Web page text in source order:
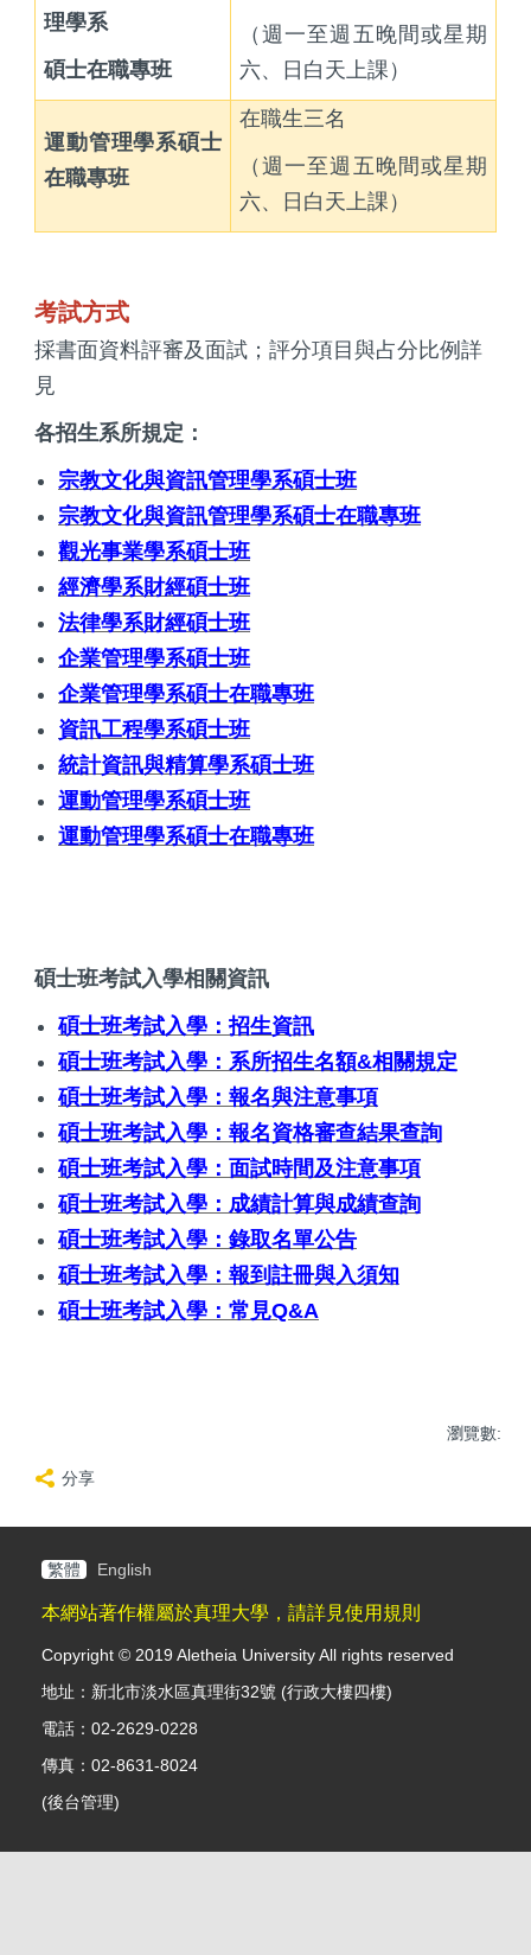
理學系
碩士在職專班
（週一至週五晚間或星期
六、日白天上課）
運動管理學系碩士
在職專班
在職生三名
（週一至週五晚間或星期
六、日白天上課）
考試方式
採書面資料評審及面試；評分項目與占分比例詳
見
各招生系所規定：
宗教文化與資訊管理學系碩士班
宗教文化與資訊管理學系碩士在職專班
觀光事業學系碩士班
經濟學系財經碩士班
法律學系財經碩士班
企業管理學系碩士班
企業管理學系碩士在職專班
資訊工程學系碩士班
統計資訊與精算學系碩士班
運動管理學系碩士班
運動管理學系碩士在職專班
碩士班考試入學相關資訊
碩士班考試入學：招生資訊
碩士班考試入學：系所招生名額&相關規定
碩士班考試入學：報名與注意事項
碩士班考試入學：報名資格審查結果查詢
碩士班考試入學：面試時間及注意事項
碩士班考試入學：成績計算與成績查詢
碩士班考試入學：錄取名單公告
碩士班考試入學：報到註冊與入須知
碩士班考試入學：常見Q&A
瀏覽數:
分享
繁體 English
本網站著作權屬於真理大學，請詳見使用規則
Copyright © 2019 Aletheia University All rights reserved
地址：新北市淡水區真理街32號 (行政大樓四樓)
電話：02-2629-0228
傳真：02-8631-8024
(後台管理)